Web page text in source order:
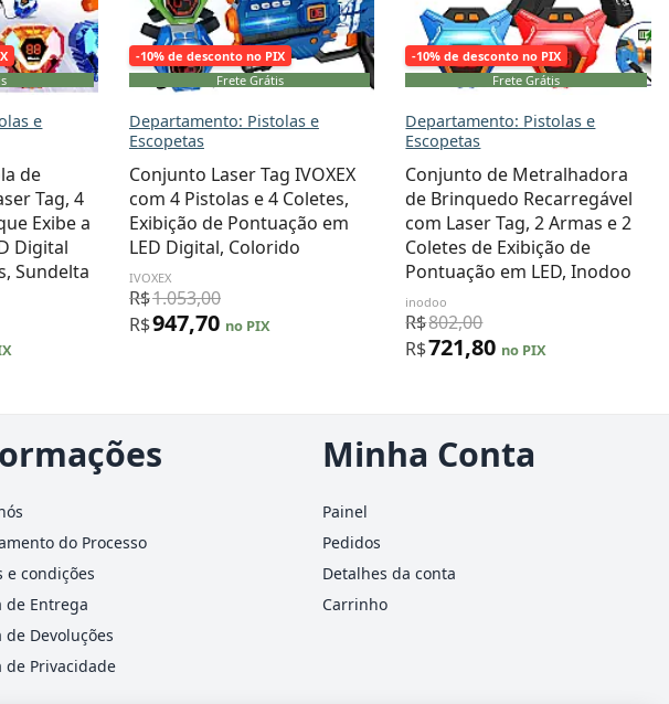
e
de
Tag, 4
Exibe a
Digital
Sundelta
-10% de desconto no PIX
Frete Grátis
Departamento: Pistolas e
Escopetas
Conjunto Laser Tag IVOXEX
com 4 Pistolas e 4 Coletes,
Exibição de Pontuação em
LED Digital, Colorido
IVOXEX
R$1.053,00
R$947,70 no PIX
-10% de desconto no PIX
Frete Grátis
Departamento: Pistolas e
Escopetas
Conjunto de Metralhadora
de Brinquedo Recarregável
com Laser Tag, 2 Armas e 2
Coletes de Exibição de
Pontuação em LED, Inodoo
inodoo
R$802,00
R$721,80 no PIX
do Processo
e condições
de Entrega
de Devoluções
de Privacidade
Minha Conta
Painel
Pedidos
Detalhes da conta
Carrinho